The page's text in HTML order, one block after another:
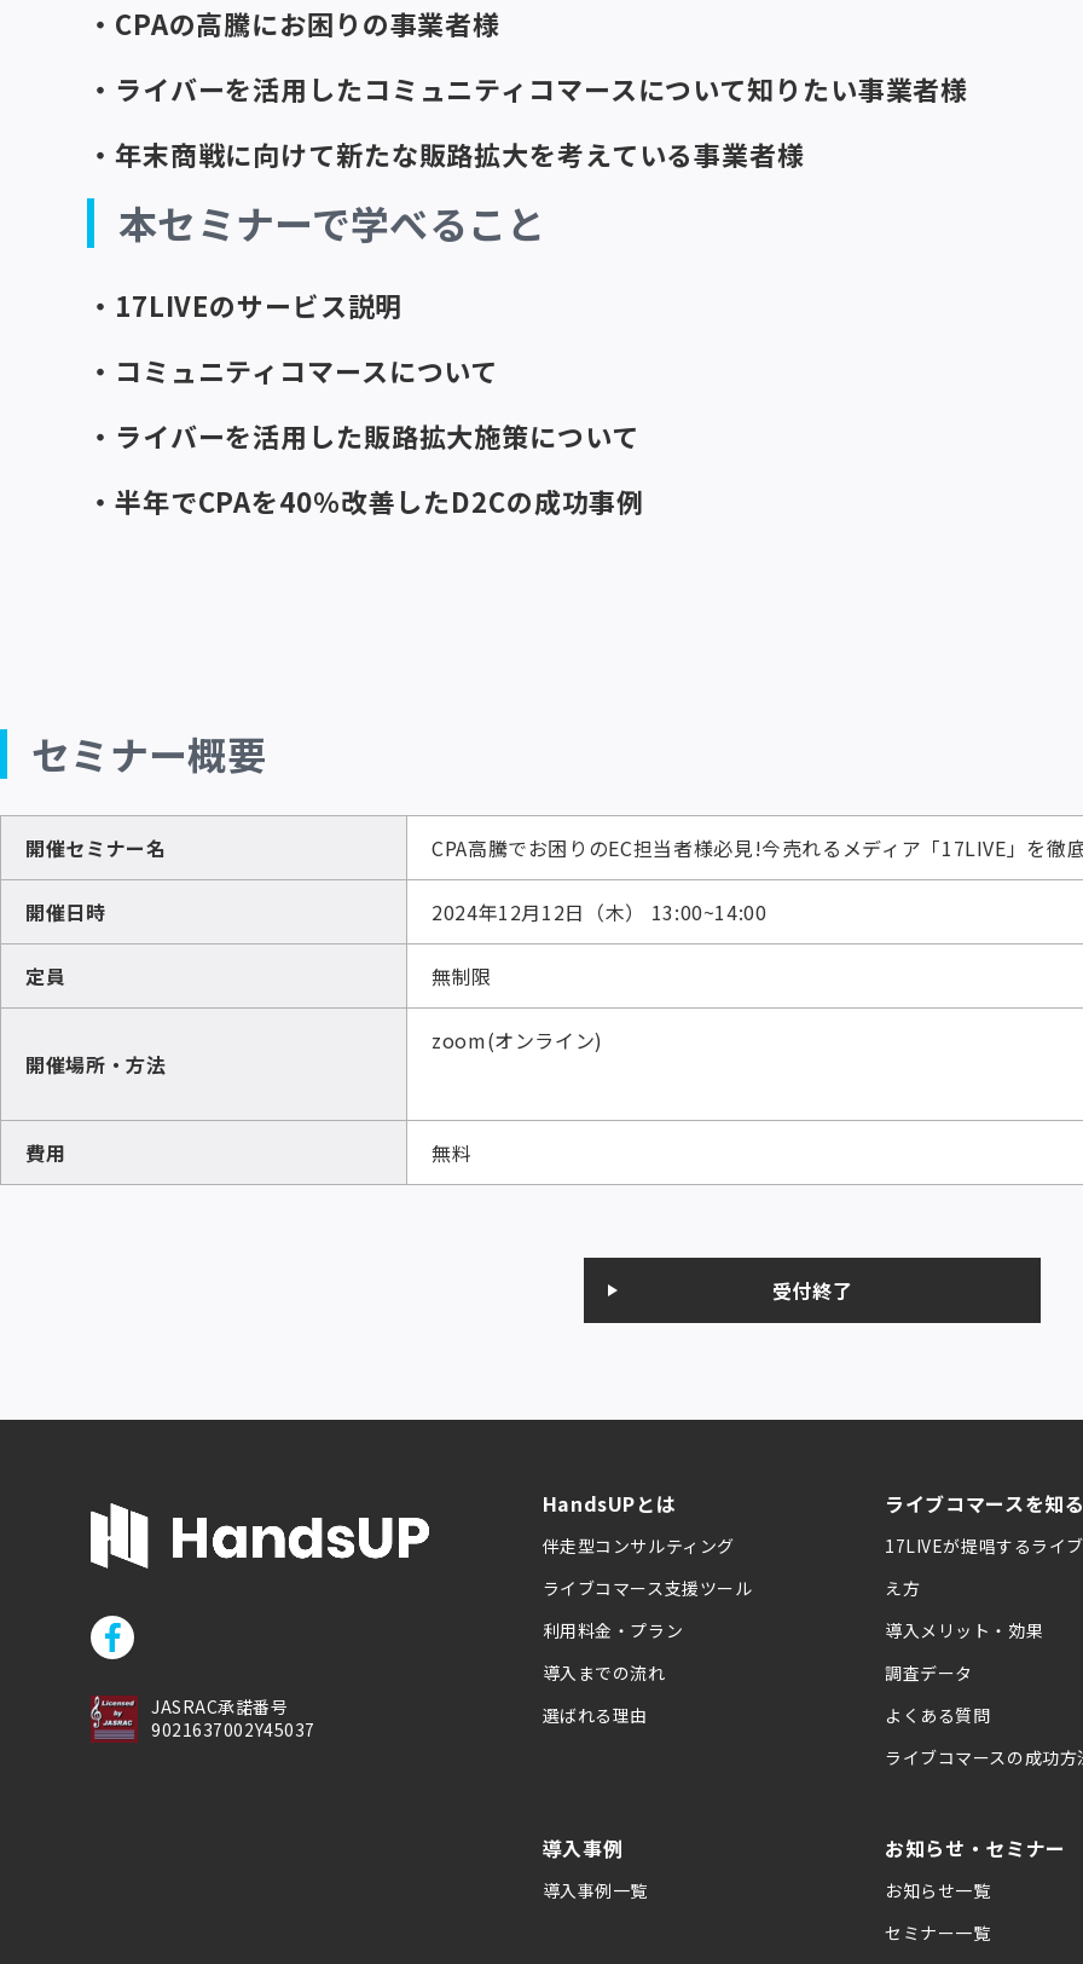
・CPAの高騰にお困りの事業者様
・ライバーを活用したコミュニティコマースについて知りたい事業者様
・年末商戦に向けて新たな販路拡大を考えている事業者様
本セミナーで学べること
・17LIVEのサービス説明
・コミュニティコマースについて
・ライバーを活用した販路拡大施策について
・半年でCPAを40％改善したD2Cの成功事例
セミナー概要
開催セミナー名 CPA高騰でお困りのEC担当者様必見!今売れるメディア「17LIVE」を徹
開催日時 2024年12月12日（木） 13:00~14:00
定員 無制限
開催場所・方法
zoom(オンライン)
費用 無料
受付終了
HandsUPとは
伴走型コンサルティング
ライブコマース支援ツール
利用料金・プラン
導入までの流れ
選ばれる理由
ライブコマースを知
17LIVEが提唱するライ
え方
導入メリット・効果
調査データ
よくある質問
ライブコマースの成功方
導入事例
導入事例一覧
お知らせ・セミナー
お知らせ一覧
セミナー一覧
JASRAC承諾番号
9021637002Y45037